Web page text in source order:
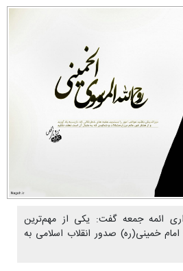
ائمه جمعه گفت: یکی از مهم‌ترین
خمینی(ره) صدور انقلاب اسلامی به